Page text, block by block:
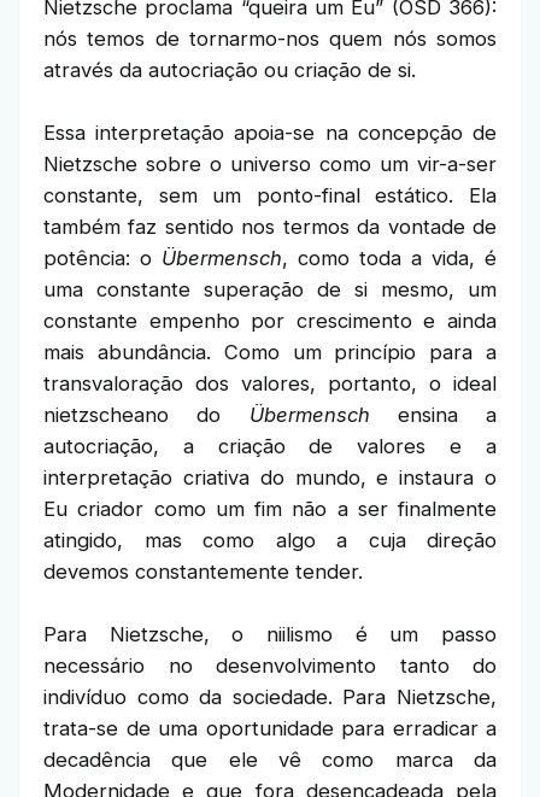
Nietzsche proclama “queira um Eu” (OSD 366):
nós temos de tornarmo-nos quem nós somos
através da autocriação ou criação de si.
Essa interpretação apoia-se na concepção de
Nietzsche sobre o universo como um vir-a-ser
constante, sem um ponto-final estático. Ela
também faz sentido nos termos da vontade de
potência: o Übermensch, como toda a vida, é
uma constante superação de si mesmo, um
constante empenho por crescimento e ainda
mais abundância. Como um princípio para a
transvaloração dos valores, portanto, o ideal
nietzscheano do Übermensch ensina a
autocriação, a criação de valores e a
interpretação criativa do mundo, e instaura o
Eu criador como um fim não a ser finalmente
atingido, mas como algo a cuja direção
devemos constantemente tender.
Para Nietzsche, o niilismo é um passo
necessário no desenvolvimento tanto do
indivíduo como da sociedade. Para Nietzsche,
trata-se de uma oportunidade para erradicar a
decadência que ele vê como marca da
Modernidade e que fora desencadeada pela